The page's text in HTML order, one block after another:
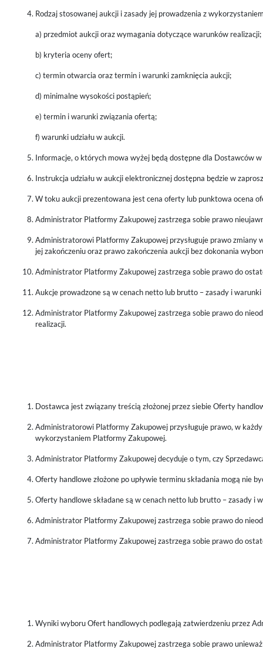
Rodzaj stosowanej aukcji i zasady jej prowadzenia z
a) przedmiot aukcji oraz wymagania dotyczące warunków realizacji;
b) kryteria oceny ofert;
c) termin otwarcia oraz termin i warunki zamknięcia aukcji;
d) minimalne wysokości postąpień;
e) termin i warunki związania ofertą;
f) warunki udziału w aukcji.
Informacje, o których mowa wyżej będą dostępne dla Dostawców
Instrukcja udziału w aukcji elektronicznej dostępna będzie w
W toku aukcji prezentowana jest cena oferty lub punktowa ocena
Administrator Platformy Zakupowej zastrzega sobie prawo
Administratorowi Platformy Zakupowej przysługuje prawo zmiany
jej zakończeniu oraz prawo zakończenia aukcji bez dokonania
Administrator Platformy Zakupowej zastrzega sobie prawo do
Aukcje prowadzone są w cenach netto lub brutto – zasady i
Administrator Platformy Zakupowej zastrzega sobie prawo do
realizacji.
Dostawca jest związany treścią złożonej przez siebie Oferty
Administratorowi Platformy Zakupowej przysługuje prawo, w
wykorzystaniem Platformy Zakupowej.
Administrator Platformy Zakupowej decyduje o tym, czy
Oferty handlowe złożone po upływie terminu składania mogą nie
Oferty handlowe składane są w cenach netto lub brutto – zasady
Administrator Platformy Zakupowej zastrzega sobie prawo do
Administrator Platformy Zakupowej zastrzega sobie prawo do
Wyniki wyboru Ofert handlowych podlegają zatwierdzeniu przez
Administrator Platformy Zakupowej zastrzega sobie prawo